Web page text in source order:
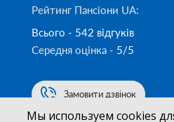
Рейтинг Пансіони UA:
Всього - 542 відгуків
Середня оцінка - 5/5
Замовити дзвінок
Мы используем cookies